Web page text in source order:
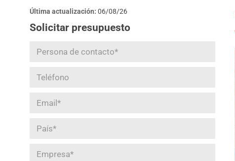
Última actualización: 06/08/26
Solicitar presupuesto